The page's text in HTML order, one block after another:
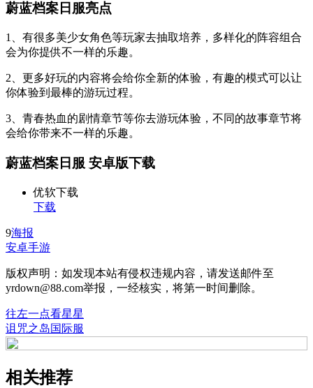
蔚蓝档案日服亮点
1、有很多美少女角色等玩家去抽取培养，多样化的阵容组合
会为你提供不一样的乐趣。
2、更多好玩的内容将会给你全新的体验，有趣的模式可以让
你体验到最棒的游玩过程。
3、青春热血的剧情章节等你去游玩体验，不同的故事章节将
会给你带来不一样的乐趣。
蔚蓝档案日服 安卓版下载
优软下载
下载
9海报
安卓手游
版权声明：如发现本站有侵权违规内容，请发送邮件至
yrdown@88.com举报，一经核实，将第一时间删除。
往左一点看星星
诅咒之岛国际服
相关推荐